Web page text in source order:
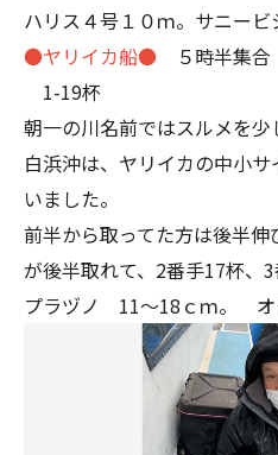
ハリス４号１０ｍ。サニービ
●ヤリイカ船● ５時半集合
1-19杯
朝一の川名前ではスルメを少
白浜沖は、ヤリイカの中小
いました。
前半から取ってた方は後半
が後半取れて、2番手17杯、3
プラヅノ 11～18ｃｍ。 オ